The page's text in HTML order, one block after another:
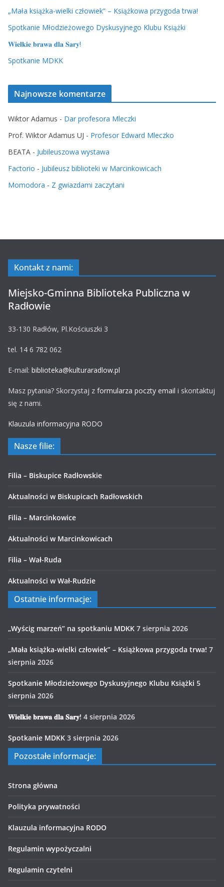
„Mała książka-wielki człowiek” – Książkowa przygoda trwa!
Spotkanie Młodzieżowego Dyskusyjnego Klubu Książki
𝐖𝐢𝐞𝐥𝐤𝐢𝐞 𝐛𝐫𝐚𝐰𝐚 𝐝𝐥𝐚 𝐒𝐚𝐫𝐲!
Spotkanie MDKK
Najnowsze komentarze
Wiktor Adamus - Dar profesora Mleczki
Prof. Wiktor Adamus UJ - Profesor Edward Mleczko
BEATA - Jubileuszowa wystawa
Factorio - Jubileusz biblioteki w Marcinkowicach
Momodora - Z gwiazdami zaczytani
Kontakt z nami:
Miejsko-Gminna Biblioteka Publiczna w
Radłowie
33-130 Radłów, Pl.Kościuszki 3
tel. 14 6 782 062
E-mail: biblioteka@kulturaradlow.pl
Masz pytania? Skorzystaj z formularza poczty email i skontaktuj
się z nami.
Klauzula informacyjna RODO
Nasze filie:
Filia – Biskupice Radłowskie
Aktualności w Biskupicach Radłowskich
Filia – Marcinkowice
Aktualności w Marcinkowicach
Filia – Wał-Ruda
Aktualności w Wał-Rudzie
Ostatnie informacje:
„Wyścig marzeń” na spotkaniu MDKK 7 sierpnia 2026
„Mała książka-wielki człowiek” – Książkowa przygoda trwa! 7
sierpnia 2026
Spotkanie Młodzieżowego Dyskusyjnego Klubu Książki 5
sierpnia 2026
𝐖𝐢𝐞𝐥𝐤𝐢𝐞 𝐛𝐫𝐚𝐰𝐚 𝐝𝐥𝐚 𝐒𝐚𝐫𝐲! 4 sierpnia 2026
Spotkanie MDKK 3 sierpnia 2026
Pozostałe informacje:
Strona główna
Polityka prywatności
Klauzula informacyjna RODO
Regulamin wypożyczalni
Regulamin czytelni